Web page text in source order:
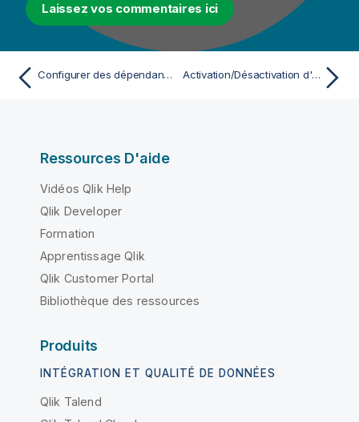
Laissez vos commentaires ici
Configurer des dépendances de code dans une Routelet Activation/Désactivation d'un composant ou d'un sous-Job ou d'une Route
Ressources D'aide
Vidéos Qlik Help
Qlik Developer
Formation
Apprentissage Qlik
Qlik Customer Portal
Bibliothèque des ressources
Produits
INTÉGRATION ET QUALITÉ DE DONNÉES
Qlik Talend